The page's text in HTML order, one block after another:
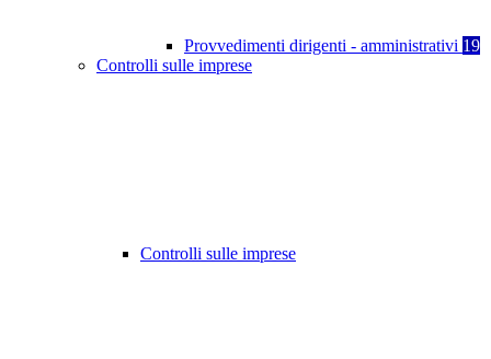
Provvedimenti dirigenti - amministrativi 19
Controlli sulle imprese
Controlli sulle imprese